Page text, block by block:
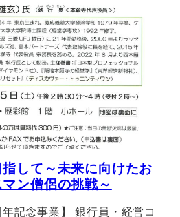
して～未来に向けたお
ン僧侶の挑戦～
記念事業】 銀行員・経営コ